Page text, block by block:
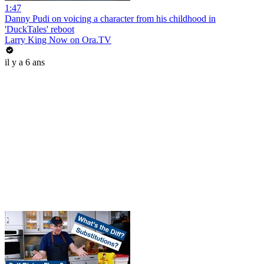
1:47
Danny Pudi on voicing a character from his childhood in
'DuckTales' reboot
Larry King Now on Ora.TV
il y a 6 ans